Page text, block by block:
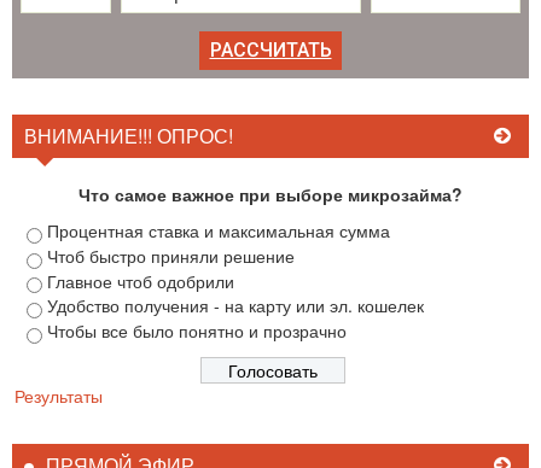
ВНИМАНИЕ!!! ОПРОС!
Что самое важное при выборе микрозайма?
Процентная ставка и максимальная сумма
Чтоб быстро приняли решение
Главное чтоб одобрили
Удобство получения - на карту или эл. кошелек
Чтобы все было понятно и прозрачно
Результаты